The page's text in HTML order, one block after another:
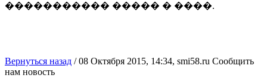
����������� ����� � ����.
Вернуться назад /08 Октября 2015, 14:34, smi58.ru Сообщить
нам новость